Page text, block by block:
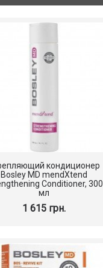
кондиционер
Bosley MD mendXtend
Conditioner, 300
мл
1 615 грн.